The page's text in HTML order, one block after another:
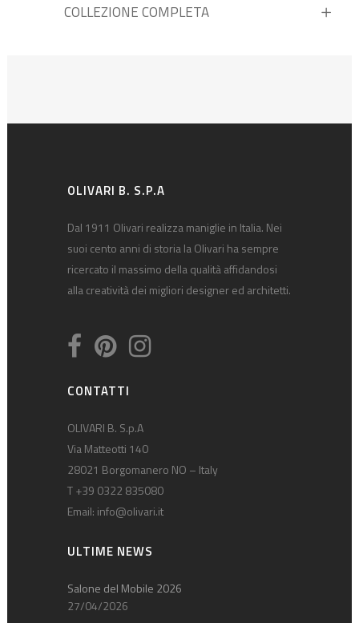
COLLEZIONE COMPLETA
OLIVARI B. S.P.A
Dal 1911 Olivari realizza maniglie in Italia. Nei
suoi cento anni di storia la Olivari ha sempre
ricercato il massimo della qualità affidandosi
alla creatività dei migliori designer ed architetti.
CONTATTI
OLIVARI B. S.p.A
Via Matteotti 140
28021 Borgomanero NO – Italy
T +39 0322 835080
Email: info@olivari.it
ULTIME NEWS
Salone del Mobile 2026
27/04/2026